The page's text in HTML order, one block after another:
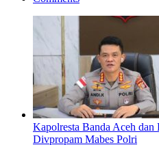
Kapolresta Banda Aceh
Divpropam Mabes Polri